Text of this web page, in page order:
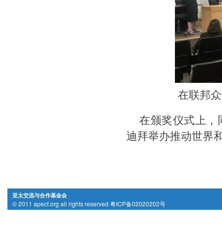
在联邦
在颁奖仪式上，
迪拜举办推动世界
亚太交流与合作基金会
© 2011 apecf.org all rights reserved 粤ICP备02020202号